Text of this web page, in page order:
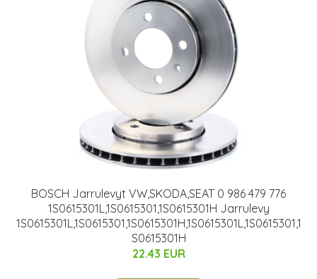
BOSCH Jarrulevyt VW,SKODA,SEAT 0 986 479 776
1S0615301L,1S0615301,1S0615301H Jarrulevy
1S0615301L,1S0615301,1S0615301H,1S0615301L,1S0615301,1
S0615301H
22.43 EUR